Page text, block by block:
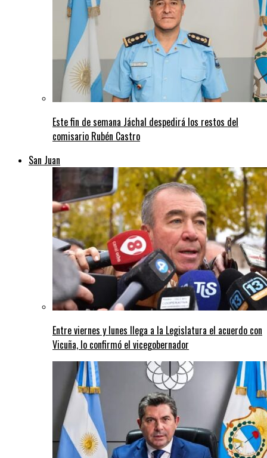
Este fin de semana Jáchal despedirá los restos del
comisario Rubén Castro
San Juan
Entre viernes y lunes llega a la Legislatura el acuerdo con
Vicuña, lo confirmó el vicegobernador